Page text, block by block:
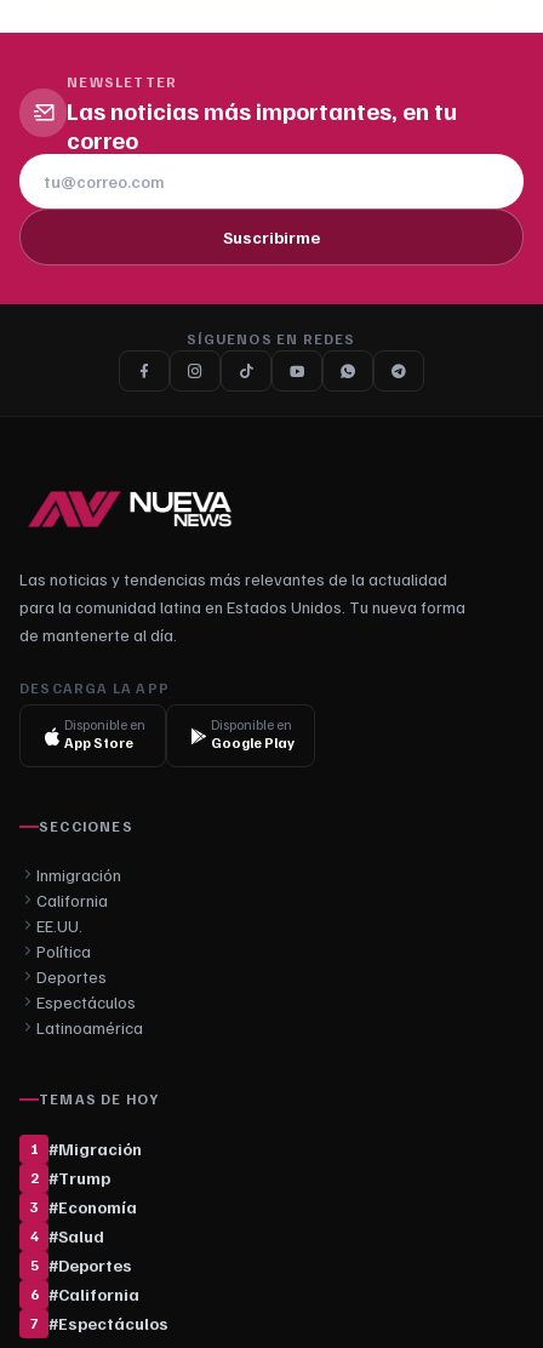
NEWSLETTER
Las noticias más importantes, en tu
correo
Suscribirme
SÍGUENOS EN REDES
Las noticias y tendencias más relevantes de la actualidad
para la comunidad latina en Estados Unidos. Tu nueva forma
de mantenerte al día.
DESCARGA LA APP
Disponible en
App Store
Disponible en
Google Play
SECCIONES
Inmigración
California
EE.UU.
Política
Deportes
Espectáculos
Latinoamérica
TEMAS DE HOY
1 #Migración
2 #Trump
3 #Economía
4 #Salud
5 #Deportes
6 #California
7 #Espectáculos